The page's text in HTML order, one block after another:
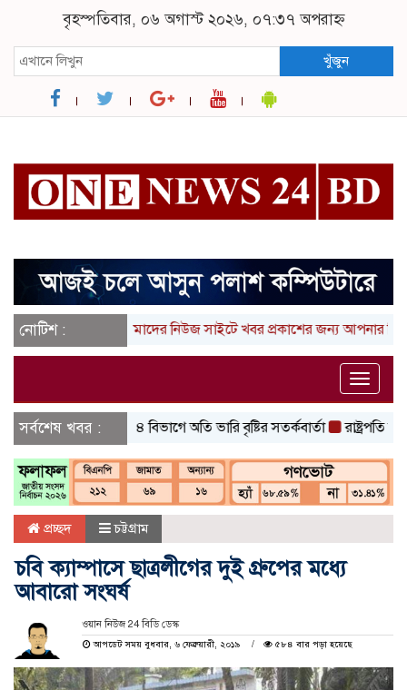
বৃহস্পতিবার, ০৬ অগাস্ট ২০২৬, ০৭:৩৭ অপরাহ্ন
খুঁজুন
নোটিশ :আমাদের নিউজ সাইটে খবর প্রকাশের জন্য আপনার লিখা
Toggle
সর্বশেষ খবর :৪ বিভাগে অতি ভারি বৃষ্টির সতর্কবার্তা রাষ্ট্রপতি নির্বাচনের
প্রচ্ছদ চট্টগ্রাম
চবি ক্যাম্পাসে ছাত্রলীগের দুই গ্রুপের মধ্যে
আবারো সংঘর্ষ
ওয়ান নিউজ 24 বিডি ডেস্ক
আপডেট সময় বুধবার, ৬ ফেব্রুয়ারী, ২০১৯
৫৮৪ বার পড়া হয়েছে